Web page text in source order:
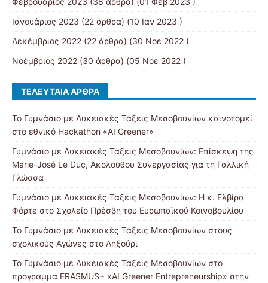
Ιανουάριος 2023 (22 άρθρα) (10 Ιαν 2023 )
Δεκέμβριος 2022 (22 άρθρα) (30 Νοε 2022 )
Νοέμβριος 2022 (30 άρθρα) (05 Νοε 2022 )
ΤΕΛΕΥΤΑΊΑ ΆΡΘΡΑ
Το Γυμνάσιο με Λυκειακές Τάξεις Μεσοβουνίων καινοτομεί
στο εθνικό Hackathon «AI Greener»
Γυμνάσιο με Λυκειακές Τάξεις Μεσοβουνίων: Επίσκεψη της
Marie-José Le Duc, Ακολούθου Συνεργασίας για τη Γαλλική
Γλώσσα
Γυμνάσιο με Λυκειακές Τάξεις Μεσοβουνίων: Η κ. Ελβίρα
Φόρτε στο Σχολείο Πρέσβη του Ευρωπαϊκού Κοινοβουλίου
Το Γυμνάσιο με Λυκειακές Τάξεις Μεσοβουνίων στους
σχολικούς Αγώνες στο Ληξούρι
Το Γυμνάσιο με Λυκειακές Τάξεις Μεσοβουνίων στο
πρόγραμμα ERASMUS+ «AI Greener Entrepreneurship» στην